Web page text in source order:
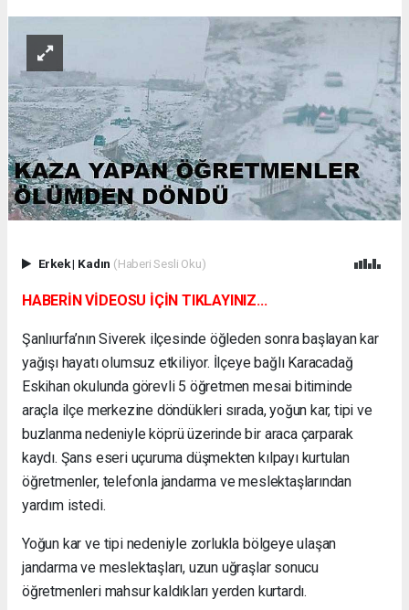
Erkek| Kadın (Haberi Sesli Oku)
HABERİN VİDEOSU İÇİN TIKLAYINIZ...
Şanlıurfa’nın Siverek ilçesinde öğleden sonra başlayan kar
yağışı hayatı olumsuz etkiliyor. İlçeye bağlı Karacadağ
Eskihan okulunda görevli 5 öğretmen mesai bitiminde
araçla ilçe merkezine döndükleri sırada, yoğun kar, tipi ve
buzlanma nedeniyle köprü üzerinde bir araca çarparak
kaydı. Şans eseri uçuruma düşmekten kılpayı kurtulan
öğretmenler, telefonla jandarma ve meslektaşlarından
yardım istedi.
Yoğun kar ve tipi nedeniyle zorlukla bölgeye ulaşan
jandarma ve meslektaşları, uzun uğraşlar sonucu
öğretmenleri mahsur kaldıkları yerden kurtardı.